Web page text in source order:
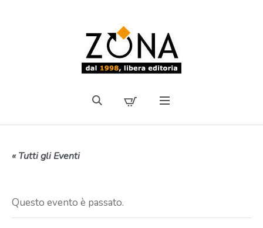
« Tutti gli Eventi
Questo evento è passato.